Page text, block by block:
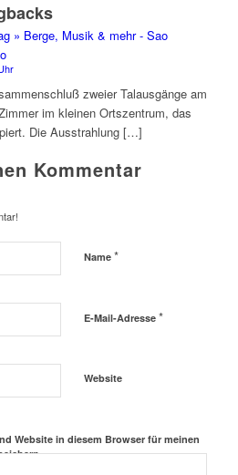
» Berge, Musik & mehr - Sao
zweier Talausgänge am
im kleinen Ortszentrum, das
Die Ausstrahlung […]
Kommentar
Name *
E-Mail-Adresse *
Website
Website in diesem Browser für meinen